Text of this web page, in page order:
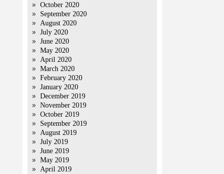
October 2020
September 2020
August 2020
July 2020
June 2020
May 2020
April 2020
March 2020
February 2020
January 2020
December 2019
November 2019
October 2019
September 2019
August 2019
July 2019
June 2019
May 2019
April 2019